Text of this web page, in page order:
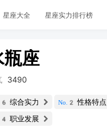
星座大全 星座实力排行榜
瓶座
3490
综合实力 No.2 性格特点
职业发展